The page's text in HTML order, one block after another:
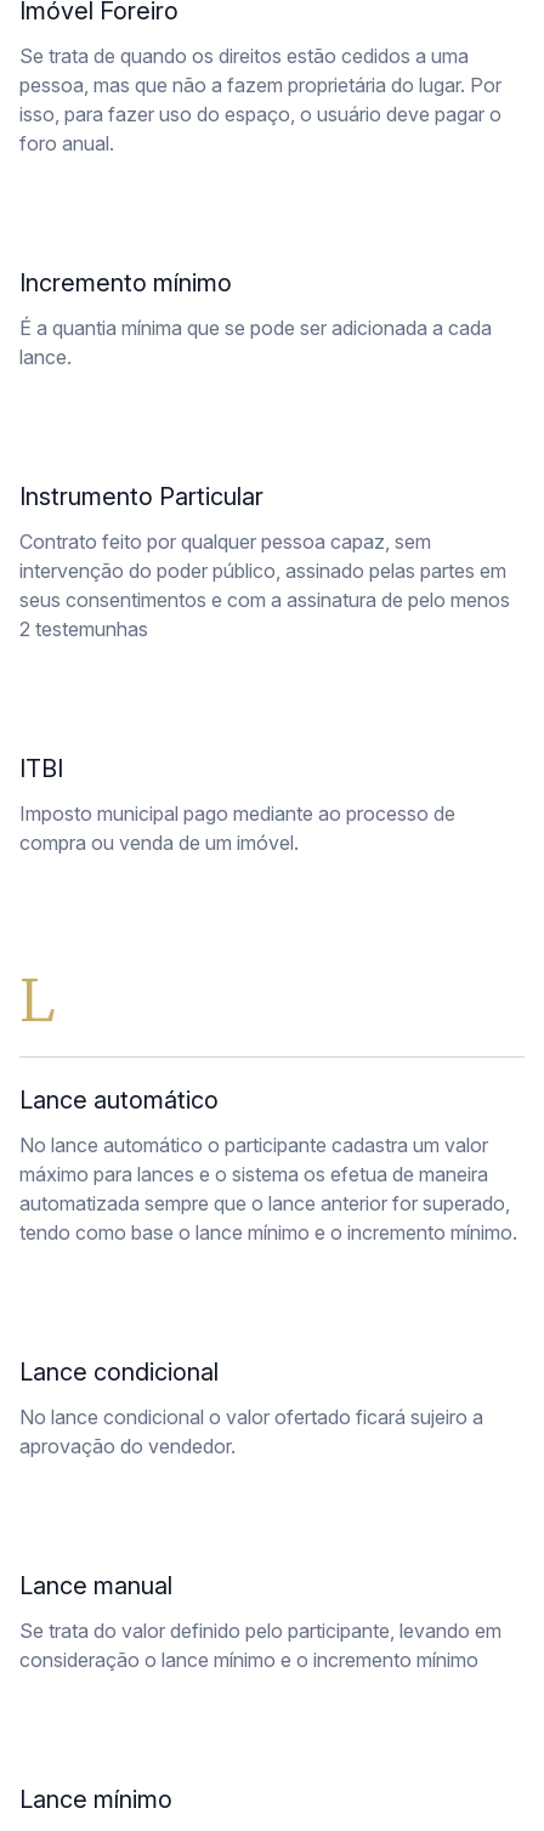
Imóvel Foreiro
Se trata de quando os direitos estão cedidos a uma
pessoa, mas que não a fazem proprietária do lugar. Por
isso, para fazer uso do espaço, o usuário deve pagar o
foro anual.
Incremento mínimo
É a quantia mínima que se pode ser adicionada a cada
lance.
Instrumento Particular
Contrato feito por qualquer pessoa capaz, sem
intervenção do poder público, assinado pelas partes em
seus consentimentos e com a assinatura de pelo menos
2 testemunhas
ITBI
Imposto municipal pago mediante ao processo de
compra ou venda de um imóvel.
L
Lance automático
No lance automático o participante cadastra um valor
máximo para lances e o sistema os efetua de maneira
automatizada sempre que o lance anterior for superado,
tendo como base o lance mínimo e o incremento mínimo.
Lance condicional
No lance condicional o valor ofertado ficará sujeiro a
aprovação do vendedor.
Lance manual
Se trata do valor definido pelo participante, levando em
consideração o lance mínimo e o incremento mínimo
Lance mínimo